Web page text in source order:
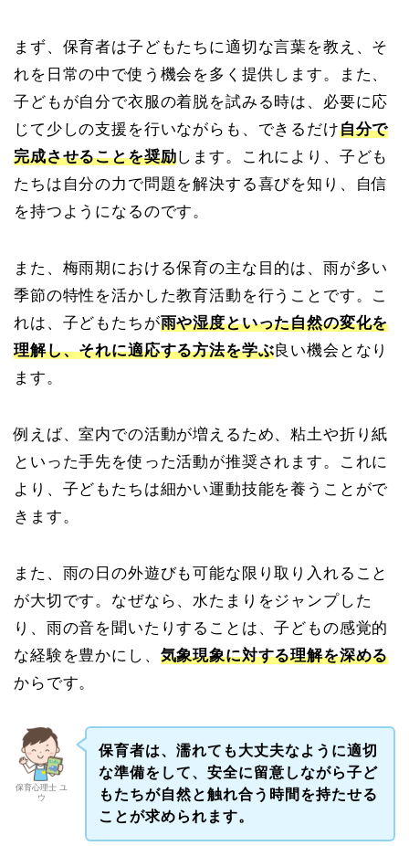
まず、保育者は子どもたちに適切な言葉を教え、そ
れを日常の中で使う機会を多く提供します。また、
子どもが自分で衣服の着脱を試みる時は、必要に応
じて少しの支援を行いながらも、できるだけ自分で
完成させることを奨励します。これにより、子ども
たちは自分の力で問題を解決する喜びを知り、自信
を持つようになるのです。
また、梅雨期における保育の主な目的は、雨が多い
季節の特性を活かした教育活動を行うことです。こ
れは、子どもたちが雨や湿度といった自然の変化を
理解し、それに適応する方法を学ぶ 良い機会となり
ます。
例えば、室内での活動が増えるため、粘土や折り紙
といった手先を使った活動が推奨されます。これに
より、子どもたちは細かい運動技能を養うことがで
きます。
また、雨の日の外遊びも可能な限り取り入れること
が大切です。なぜなら、水たまりをジャンプした
り、雨の音を聞いたりすることは、子どもの感覚的
な経験を豊かにし、 気象現象に対する理解を深める
からです。
保育心理士 ユ
ウ
保育者は、濡れても大丈夫なように適切
な準備をして、安全に留意しながら子ど
もたちが自然と触れ合う時間を持たせる
ことが求められます。